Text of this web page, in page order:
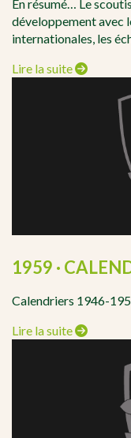
En résumé… Le
développement avec
internationales, les
Lire la suite
1959 ·
Calendriers 1946-
Lire la suite